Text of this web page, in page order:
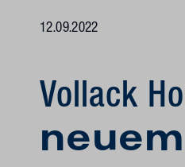
12.09.2022
Vollack